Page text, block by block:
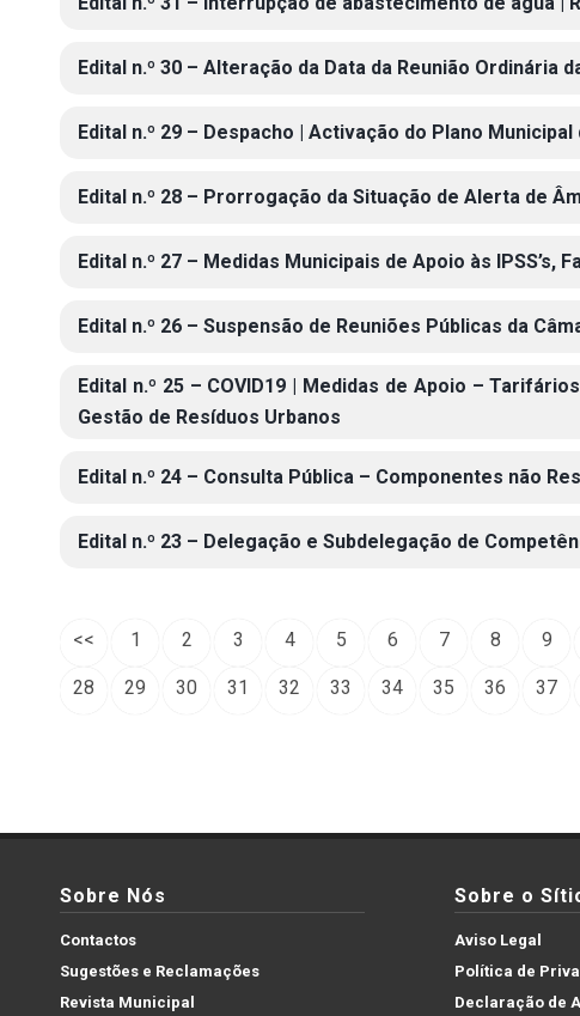
Edital n.º 30 – Alteração da Data da Reunião Ordinária
Edital n.º 29 – Despacho | Activação do Plano
Edital n.º 28 – Prorrogação da Situação de Alerta de
Edital n.º 27 – Medidas Municipais de Apoio às IPSS’s,
Edital n.º 26 – Suspensão de Reuniões Públicas da
Edital n.º 25 – COVID19 | Medidas de Apoio –
Gestão de Resíduos Urbanos
Edital n.º 24 – Consulta Pública – Componentes não
Edital n.º 23 – Delegação e Subdelegação de
<< 1 2 3 4 5 6 7 8 9
28 29 30 31 32 33 34 35 36 37
Sobre Nós
Contactos
Sugestões e Reclamações
Revista Municipal
Sobre o
Aviso Legal
Política de
Declaração de